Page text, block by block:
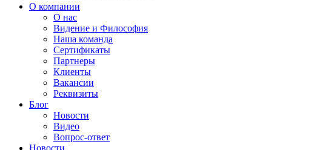
О компании
О нас
Видение и Философия
Наша команда
Сертификаты
Партнеры
Клиенты
Вакансии
Реквизиты
Блог
Новости
Видео
Вопрос-ответ
Новости